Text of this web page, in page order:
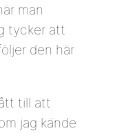
man
tycker att
den här
till att
jag kände